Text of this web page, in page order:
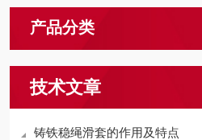
产品分类
技术文章
铸铁稳绳滑套的作用及特点